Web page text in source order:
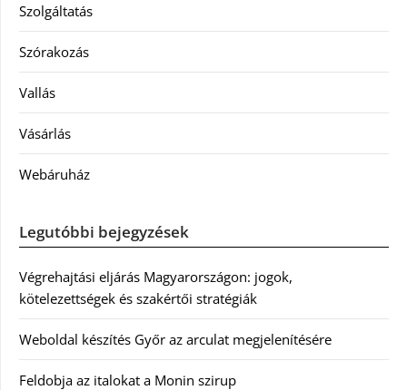
Szolgáltatás
Szórakozás
Vallás
Vásárlás
Webáruház
Legutóbbi bejegyzések
Végrehajtási eljárás Magyarországon: jogok,
kötelezettségek és szakértői stratégiák
Weboldal készítés Győr az arculat megjelenítésére
Feldobja az italokat a Monin szirup